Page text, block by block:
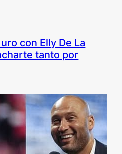
con Elly De La
tanto por